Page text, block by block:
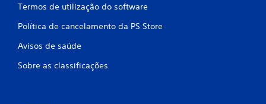
Termos de utilização do software
Política de cancelamento da PS Store
Avisos de saúde
Sobre as classificações